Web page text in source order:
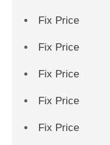
Fix Price
Fix Price
Fix Price
Fix Price
Fix Price